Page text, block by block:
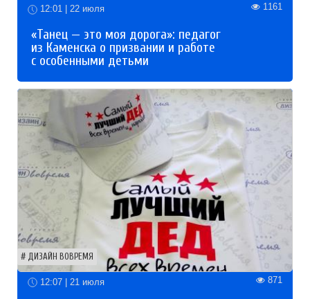
12:01 | 22 июля 1161
«Танец — это моя дорога»: педагог
из Каменска о призвании и работе
с особенными детьми
ДИЗАЙН ВОВРЕМЯ
12:07 | 21 июля 871